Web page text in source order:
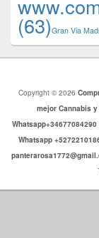
(63)​​Gran Via
Copyright © 2026
mejor Cannabis
Whatsapp